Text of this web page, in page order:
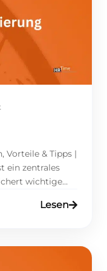
Vorteile & Tipps |
ein zentrales
wichtige
der Regel
und
Doch
Lesen